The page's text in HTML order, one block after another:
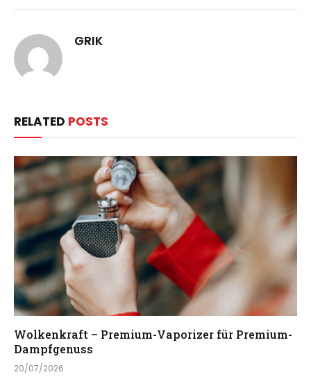
GRIK
RELATED POSTS
Wolkenkraft – Premium-Vaporizer für Premium-
Dampfgenuss
20/07/2026